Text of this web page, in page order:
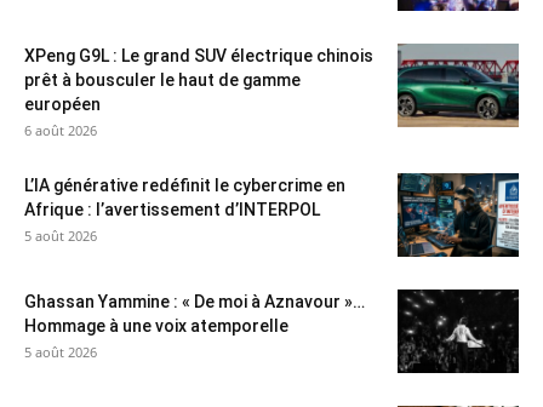
XPeng G9L : Le grand SUV électrique chinois
prêt à bousculer le haut de gamme
européen
6 août 2026
L’IA générative redéfinit le cybercrime en
Afrique : l’avertissement d’INTERPOL
5 août 2026
Ghassan Yammine : « De moi à Aznavour »…
Hommage à une voix atemporelle
5 août 2026